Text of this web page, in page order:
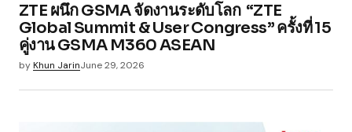
ZTE ผนึก GSMA จัดงานระดับโลก “ZTE
Global Summit & User Congress” ครั้งที่ 15
คู่งาน GSMA M360 ASEAN
byKhun JarinJune 29, 2026